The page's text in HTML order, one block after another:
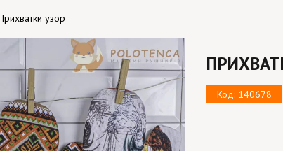
узор
Код: 140678